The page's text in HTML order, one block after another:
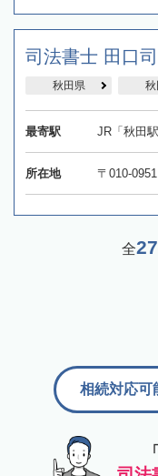
司法書士 田口
秋田県 秋
最寄駅 JR「秋田
所在地 〒010-
全27
相続対応可